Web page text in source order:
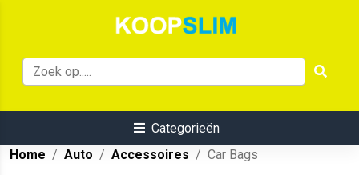
Categorieën
Home
Auto Accessoires Car Bags